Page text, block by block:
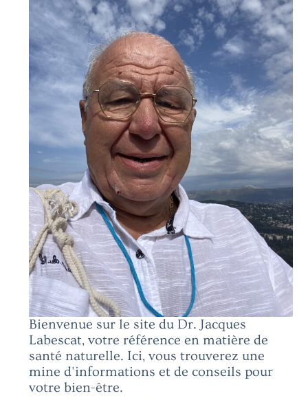
Bienvenue sur le site du Dr. Jacques
Labescat, votre référence en matière de
santé naturelle. Ici, vous trouverez une
mine d'informations et de conseils pour
votre bien-être.